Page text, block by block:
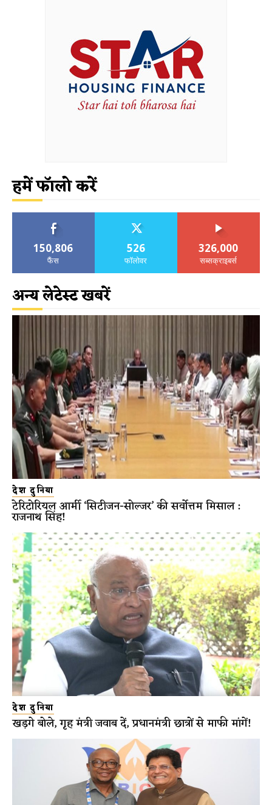
हमें फॉलो करें
150,806
फैंस
526
फॉलोवर
326,000
सब्सक्राइबर्स
अन्य लेटेस्ट खबरें
देश दुनिया
टेरिटोरियल आर्मी ‘सिटीजन-सोल्जर’ की सर्वोत्तम मिसाल :
राजनाथ सिंह!
देश दुनिया
खड़गे बोले, गृह मंत्री जवाब दें, प्रधानमंत्री छात्रों से माफी मांगें!